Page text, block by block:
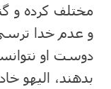
مختلف کرده و
و عدم خدا
دوست او
بدهند، الیهو